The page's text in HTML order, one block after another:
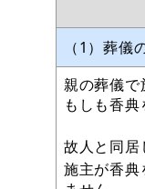
（1）葬儀
親の葬儀で
もしも香
故人と同居
施主が香典